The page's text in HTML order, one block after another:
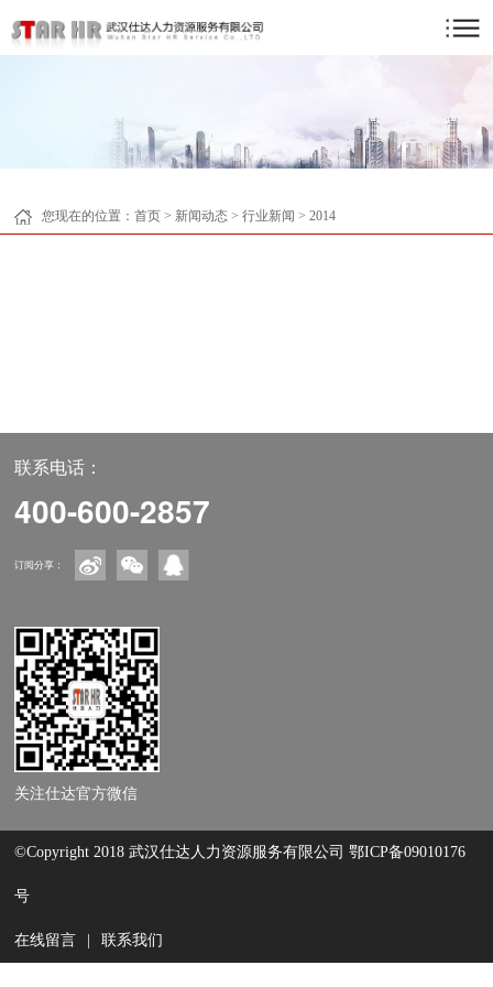
您现在的位置：首页 > 新闻动态 >行业新闻 >2014
联系电话：
400-600-2857
订阅分享：
关注仕达官方微信
©Copyright 2018 武汉仕达人力资源服务有限公司鄂ICP备09010176
号
在线留言 联系我们